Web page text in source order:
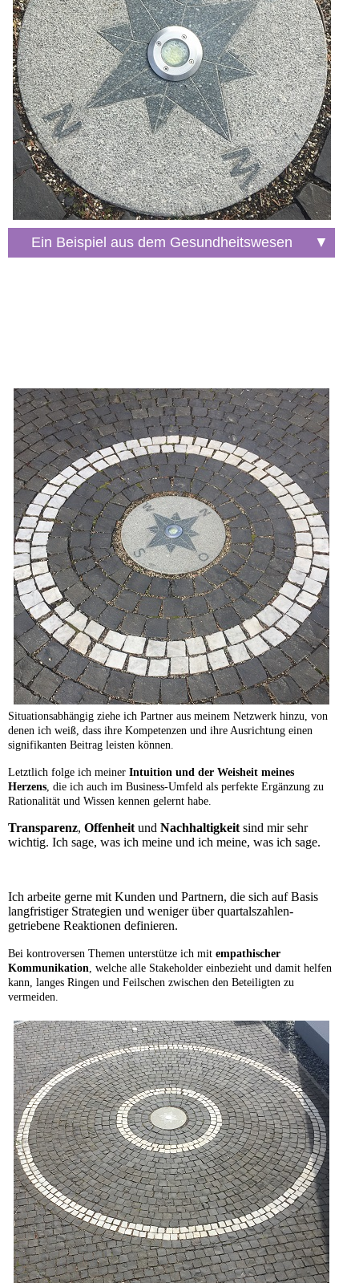
Situationsabhängig ziehe ich Partner aus meinem Netzwerk hinzu, von
denen ich weiß, dass ihre Kompetenzen und ihre Ausrichtung einen
signifikanten Beitrag leisten können.
Letztlich folge ich meiner Intuition und der Weisheit meines
Herzens, die ich auch im Business-Umfeld als perfekte Ergänzung zu
Rationalität und Wissen kennen gelernt habe.
Transparenz, Offenheit und Nachhaltigkeit sind mir sehr
wichtig. Ich sage, was ich meine und ich meine, was ich sage.
Ich arbeite gerne mit Kunden und Partnern, die sich auf Basis
langfristiger Strategien und weniger über quartalszahlen-
getriebene Reaktionen definieren.
Bei kontroversen Themen unterstütze ich mit empathischer
Kommunikation, welche alle Stakeholder einbezieht und damit helfen
kann, langes Ringen und Feilschen zwischen den Beteiligten zu
vermeiden.